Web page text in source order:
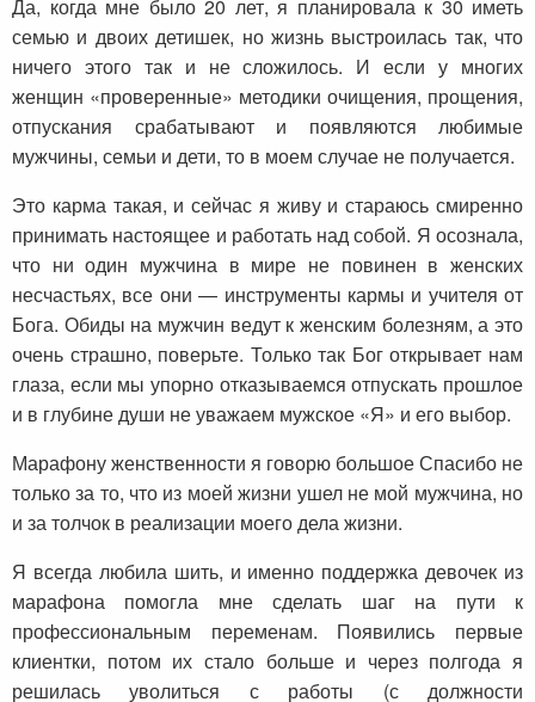
Да, когда мне было 20 лет, я планировала к 30 иметь
семью и двоих детишек, но жизнь выстроилась так, что
ничего этого так и не сложилось. И если у многих
женщин «проверенные» методики очищения, прощения,
отпускания срабатывают и появляются любимые
мужчины, семьи и дети, то в моем случае не получается.
Это карма такая, и сейчас я живу и стараюсь смиренно
принимать настоящее и работать над собой. Я осознала,
что ни один мужчина в мире не повинен в женских
несчастьях, все они — инструменты кармы и учителя от
Бога. Обиды на мужчин ведут к женским болезням, а это
очень страшно, поверьте. Только так Бог открывает нам
глаза, если мы упорно отказываемся отпускать прошлое
и в глубине души не уважаем мужское «Я» и его выбор.
Марафону женственности я говорю большое Спасибо не
только за то, что из моей жизни ушел не мой мужчина, но
и за толчок в реализации моего дела жизни.
Я всегда любила шить, и именно поддержка девочек из
марафона помогла мне сделать шаг на пути к
профессиональным переменам. Появились первые
клиентки, потом их стало больше и через полгода я
решилась уволиться с работы (с должности